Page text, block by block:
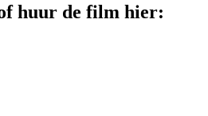
huur de film hier: